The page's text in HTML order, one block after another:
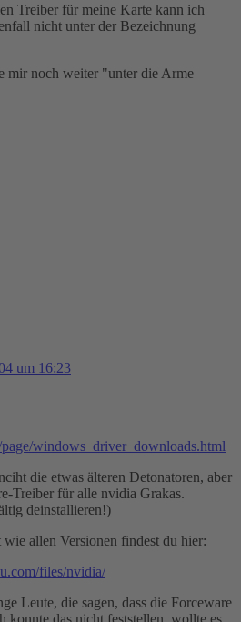
Treiber für meine Karte kann ich
nicht unter der Bezeichnung
mir noch weiter "unter die Arme
um 16:23
windows_driver_downloads.html
die etwas älteren Detonatoren, aber
Treiber für alle nvidia Grakas.
deinstallieren!)
allen Versionen findest du hier:
files/nvidia/
Leute, die sagen, dass die Forceware
konnte das nicht feststellen, wollte es